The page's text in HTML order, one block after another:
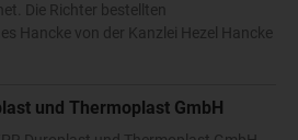
Die Richter bestellten
Hancke von der Kanzlei Hezel Hancke
und Thermoplast GmbH